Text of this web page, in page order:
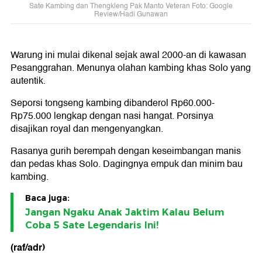
Sate Kambing dan Thengkleng Pak Manto Veteran Foto: Google
Review/Hadi Gunawan
Warung ini mulai dikenal sejak awal 2000-an di kawasan
Pesanggrahan. Menunya olahan kambing khas Solo yang
autentik.
Seporsi tongseng kambing dibanderol Rp60.000-
Rp75.000 lengkap dengan nasi hangat. Porsinya
disajikan royal dan mengenyangkan.
Rasanya gurih berempah dengan keseimbangan manis
dan pedas khas Solo. Dagingnya empuk dan minim bau
kambing.
Baca juga:
Jangan Ngaku Anak Jaktim Kalau Belum
Coba 5 Sate Legendaris Ini!
(raf/adr)